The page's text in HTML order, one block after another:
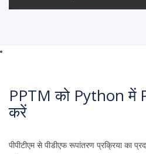
PPTM को Python में
करें
पीपीटीएम से पीडीएफ रूपांतरण प्रक्रिया का